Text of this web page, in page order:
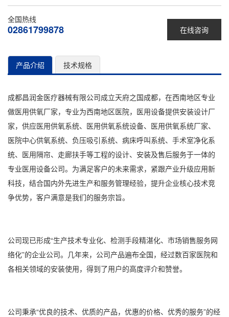
在线咨询
全国热线
02861799878
产品介绍 技术规格
成都昌润金医疗器械有限公司成立天府之国成都，在西南地区专业
做医用供氧厂家，专业为西南地区医院，医用设备提供安装设计厂
家，供应医用供氧系统、医用供氧系统设备、医用供氧系统厂家、
医院中心供氧系统、负压吸引系统、病床呼叫系统、手术室净化系
统、医用隔帘、走廊扶手等工程的设计、安装及售后服务于一体的
专业医用设备公司。为满足客户的未来需求，紧跟产业升级应用新
科技，结合国内外先进生产和服务管理经验，提升企业核心技术竞
争优势，客户满意是我们的服务宗旨。
公司现已形成“生产技术专业化、检测手段精湛化、市场销售服务网
络化”的企业公司。几年来，公司产品遍布全国，经过数百家医院和
各相关领域的安装使用，得到了用户的高度评介和赞誉。
公司秉承“优良的技术、优质的产品，优惠的价格、优秀的服务”的经